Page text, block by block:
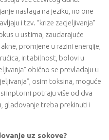
naslaga na jeziku, no one
i tzv. “krize zacjeljivanja”
u ustima, zaudarajuće
promjene u razini energije,
iritabilnost, bolovi u
obično se prevladaju u
osim toksina, moguće
potraju više od dva
gladovanje treba prekinuti i
uz sokove?